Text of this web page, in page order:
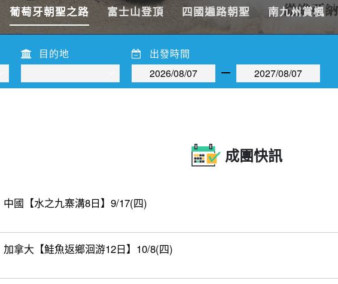
葡萄牙朝聖之路 富士山登頂 四國遍路朝聖 南九州賞楓
目的地 出發時間
成團快訊
中國【水之九寨溝8日】9/17(四)
加拿大【鮭魚返鄉洄游12日】10/8(四)